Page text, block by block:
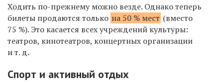
Ходить по-прежнему можно везде. Однако теперь
билеты продаются только на 50 % мест (вместо
75 %). Это касается всех учреждений культуры:
театров, кинотеатров, концертных организации
и т. д.
Спорт и активный отдых